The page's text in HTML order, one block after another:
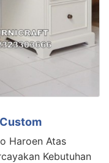
Haroen Atas
Kebutuhan